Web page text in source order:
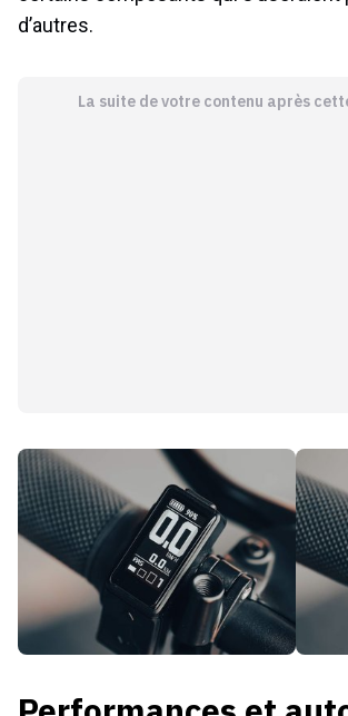
d’autres.
La suite de votre contenu après
Performances et